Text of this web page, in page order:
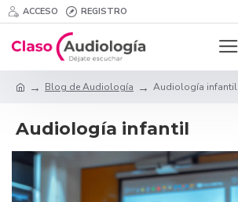
ACCESO REGISTRO
Blog de Audiología Audiología infantil
Audiología infantil